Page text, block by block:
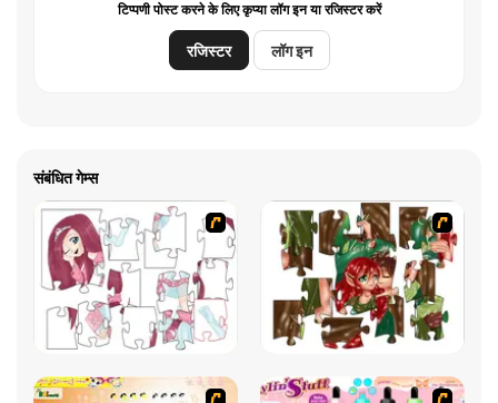
टिप्पणी पोस्ट करने के लिए कृप्या लॉग इन या रजिस्टर करें
रजिस्टर लॉग इन
संबंधित गेम्स